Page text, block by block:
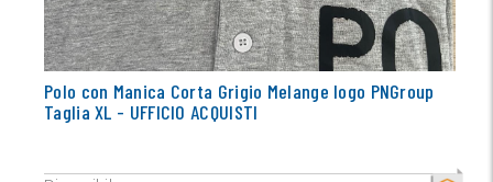
Polo con Manica Corta Grigio Melange logo PNGroup
Taglia XL - UFFICIO ACQUISTI